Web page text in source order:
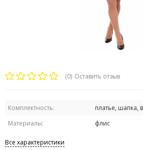
(0) Оставить отзыв
Комплектность:
платье, шапка,
Материалы:
флис
Все характеристики